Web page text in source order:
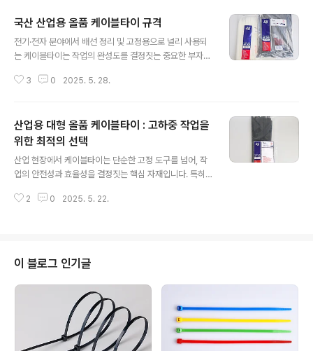
국산 산업용 올품 케이블타이 규격
전기·전자 분야에서 배선 정리 및 고정용으로 널리 사용되
는 케이블타이는 작업의 완성도를 결정짓는 중요한 부자재
면 소재, 인장강도, 규격 등을 꼼꼼히 따져야 합니다. 이번
올품 케이블타이의 주요 특징올품 케이블타이는 PA66
(폴리아미드 UL 94 V2 등급) 소재를 사용한 고강도 제품
으로, 자외선(UV)에 강하고 -40도에서 85도까지의 극한
온도에서도 안정적인 성능을 유지합니다. 이 제품은 미국
UL 인증, VDE, RoHS 인증을 획득했으며, 블랙 색상 기준
으로는 UV 저항 성능이 추가 확보되어 실외 환경에 더욱
3 0 2025. 5. 28.
산업용 대형 올품 케이블타이 : 고하중 작업을
위한 최적의 선택
산업 현장에서 케이블타이는 단순한 고정 도구를 넘어, 작
업의 안전성과 효율성을 결정짓는 핵심 자재입니다. 특히
과 같이 무게가 크고 부피가 큰 대상을 다루는 작업에서는
니다. 그중에서도 370mm 이상 대형 사이즈 제품군은 고
강도 내구성, 자외선 저항성, 다양한 규격 대응력으로 특히
산업용, 건설용, 물류용 현장에서 탁월한 성능을 발휘합니
다. 이번 글에서는 올품의 대표 대형 케이블타이 370mm,
450mm, 540mm, 780mm 제품에 대해 기술적 사양과
실제 적용 분야, 선..
2 0 2025. 5. 22.
이 블로그 인기글